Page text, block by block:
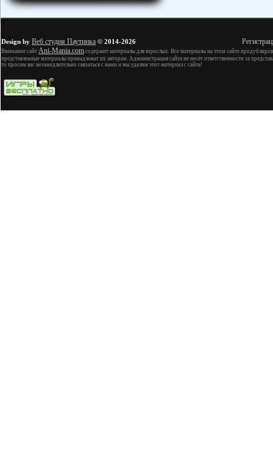
Design by Веб студия Паутинка © 2014-2026
Внимание сайт Ani-Mania.com содержит материалы для взрослых. Все материалы на этом сайте
представленные материалы принадлежат их авторам. Администрация сайта не несёт ответственности за
то просим вас незамедлительно связаться с нами и мы удалим этот материал с сайта!